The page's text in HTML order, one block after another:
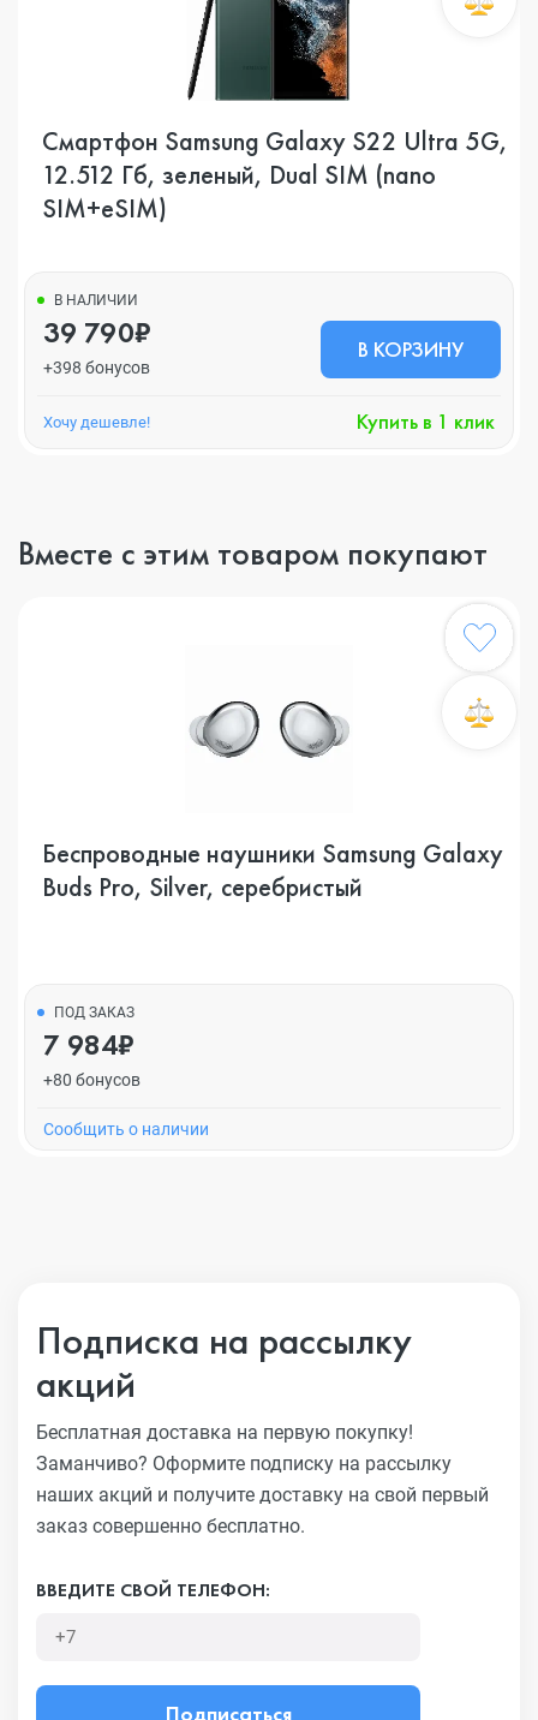
Смартфон Samsung Galaxy S22 Ultra 5G,
12.512 Гб, зеленый, Dual SIM (nano
SIM+eSIM)
В НАЛИЧИИ
39 790₽
+398 бонусов
В КОРЗИНУ
Хочу дешевле! Купить в 1 клик
Вместе с этим товаром покупают
Беспроводные наушники Samsung Galaxy
Buds Pro, Silver, серебристый
ПОД ЗАКАЗ
7 984₽
+80 бонусов
Cообщить о наличии
Подписка на рассылку
акций
Бесплатная доставка на первую покупку!
Заманчиво? Оформите подписку на рассылку
наших акций и получите доставку на свой первый
заказ совершенно бесплатно.
ВВЕДИТЕ СВОЙ ТЕЛЕФОН:
Подписаться